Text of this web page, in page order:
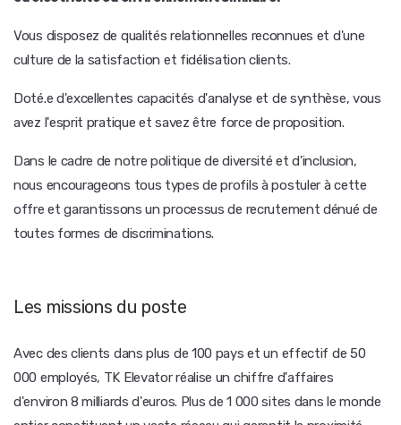
Vous disposez de qualités relationnelles reconnues et d'une
culture de la satisfaction et fidélisation clients.
Doté.e d'excellentes capacités d'analyse et de synthèse, vous
avez l'esprit pratique et savez être force de proposition.
Dans le cadre de notre politique de diversité et d'inclusion,
nous encourageons tous types de profils à postuler à cette
offre et garantissons un processus de recrutement dénué de
toutes formes de discriminations.
Les missions du poste
Avec des clients dans plus de 100 pays et un effectif de 50
000 employés, TK Elevator réalise un chiffre d'affaires
d'environ 8 milliards d'euros. Plus de 1 000 sites dans le monde